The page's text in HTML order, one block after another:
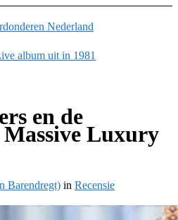
Nederland
album uit in 1981
en de
Luxury
Barendregt) in Recensie